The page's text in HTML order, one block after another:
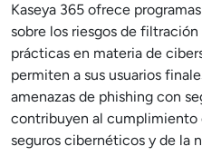
Kaseya 365 ofrece
sobre los riesgos de
prácticas en materia de
permiten a sus usuarios
amenazas de phishing con
contribuyen al cumplimiento
seguros cibernéticos y de la